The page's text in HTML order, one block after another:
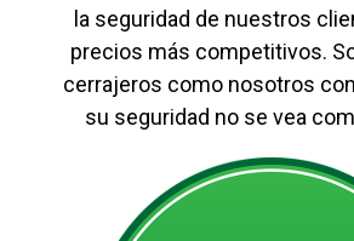
la seguridad de nuestros
precios más competitivos.
cerrajeros como nosotros
su seguridad no se vea